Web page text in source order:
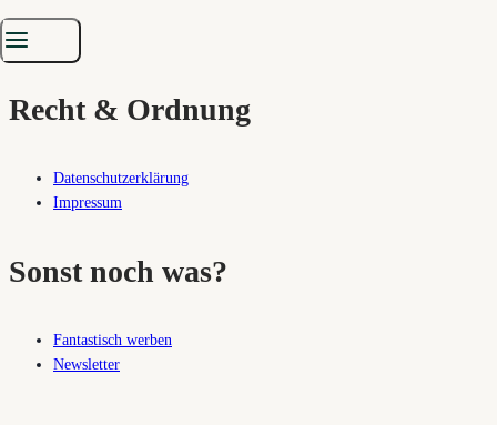
Über den Fantasykosmos
Recht & Ordnung
Datenschutzerklärung
Impressum
Sonst noch was?
Fantastisch werben
Newsletter